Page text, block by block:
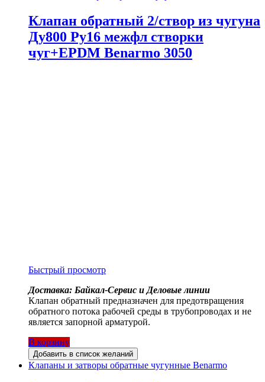
Клапан обратный 2/створ из чугуна
Ду800 Ру16 межфл створки
чуг+EPDM Benarmo 3050
Быстрый просмотр
Доставка: Байкал-Сервис и Деловые линии
Клапан обратный предназначен для предотвращения
обратного потока рабочей среды в трубопроводах и не
является запорной арматурой.
В корзину
Добавить в список желаний
Клапаны и затворы обратные чугунные Benarmo